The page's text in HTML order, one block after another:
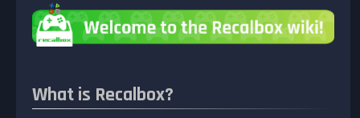
What is Recalbox?